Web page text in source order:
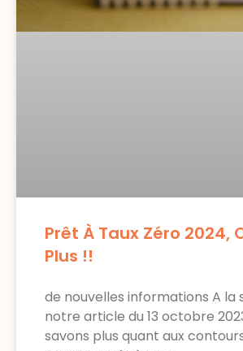
Prêt À Taux Zéro 2024,
Plus !!
de nouvelles informations A la
notre article du 13 octobre
savons plus quant aux